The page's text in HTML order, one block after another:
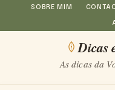
Saltar
para
conteúdo
SOBRE MIM
Dicas
As dicas da